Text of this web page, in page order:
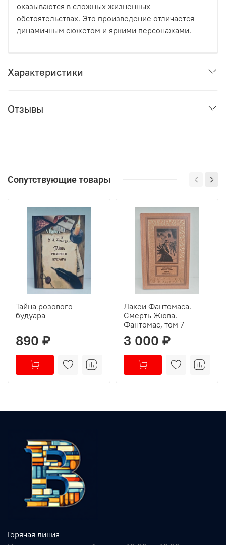
оказываются в сложных жизненных
обстоятельствах. Это произведение отличается
динамичным сюжетом и яркими персонажами.
Характеристики
Отзывы
Сопутствующие товары
Тайна розового
будуара
890 ₽
Лакеи Фантомаса.
Смерть Жюва.
Фантомас, том 7
3 000 ₽
Горячая линия